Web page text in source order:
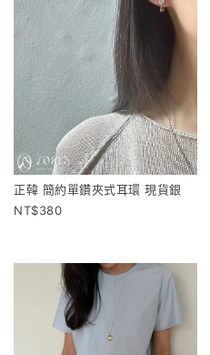
正韓 簡約單鑽夾式耳環 現貨銀
380